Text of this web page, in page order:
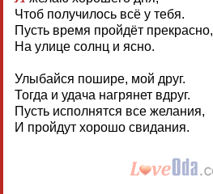
Чтоб получилось всё у тебя.
Пусть время пройдёт прекрасно,
На улице солнц и ясно.
Улыбайся пошире, мой друг.
Тогда и удача нагрянет вдруг.
Пусть исполнятся все желания,
И пройдут хорошо свидания.